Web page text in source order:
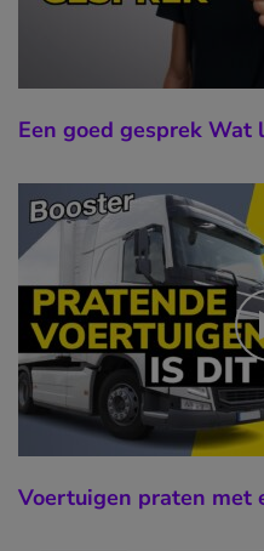
Een goed gesprek Wat
Voertuigen praten met